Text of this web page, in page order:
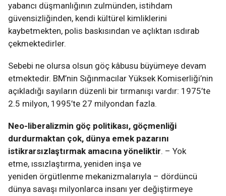
yabancı düşmanlığının zulmünden, istihdam
güvensizliğinden, kendi kültürel kimliklerini
kaybetmekten, polis baskısından ve açlıktan ısdırab
çekmektedirler.
Sebebi ne olursa olsun göç kâbusu büyümeye devam
etmektedir. BM’nin Sığınmacılar Yüksek Komiserliği’nin
açıkladığı sayıların düzenli bir tırmanışı vardır: 1975’te
2.5 milyon, 1995’te 27 milyondan fazla.
Neo-liberalizmin göç politikası, göçmenliği
durdurmaktan çok, dünya emek pazarını
istikrarsızlaştırmak amacına yöneliktir. – Yok
etme, ıssızlaştırma, yeniden inşa ve
yeniden örgütlenme mekanizmalarıyla – dördüncü
dünya savaşı milyonlarca insanı yer değiştirmeye